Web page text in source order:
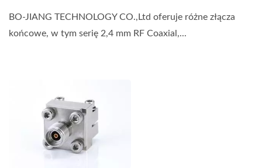
BO-JIANG TECHNOLOGY CO.,Ltd oferuje różne złącza
końcowe, w tym serię 2,4 mm RF Coaxial,...